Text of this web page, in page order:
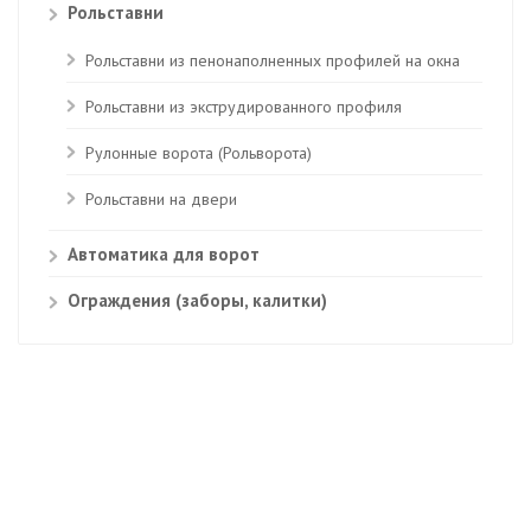
Рольставни
Рольставни из пенонаполненных профилей на окна
Рольставни из экструдированного профиля
Рулонные ворота (Рольворота)
Рольставни на двери
Автоматика для ворот
Ограждения (заборы, калитки)